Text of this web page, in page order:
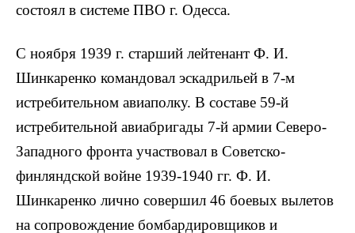
состоял в системе ПВО г. Одесса.
С ноября 1939 г. старший лейтенант Ф. И.
Шинкаренко командовал эскадрильей в 7-м
истребительном авиаполку. В составе 59-й
истребительной авиабригады 7-й армии Северо-
Западного фронта участвовал в Советско-
финляндской войне 1939-1940 гг. Ф. И.
Шинкаренко лично совершил 46 боевых вылетов
на сопровождение бомбардировщиков и